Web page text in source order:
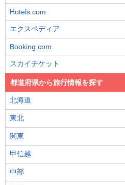
Hotels.com
エクスペディア
Booking.com
スカイチケット
都道府県から旅行情報を探す
北海道
東北
関東
甲信越
中部